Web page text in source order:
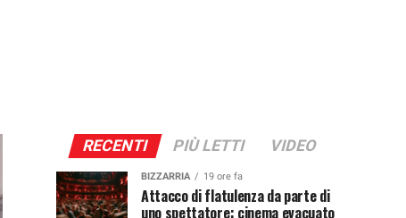
RECENTI PIÙ LETTI VIDEO
BIZZARRIA 19 ore fa
Attacco di flatulenza da parte di
uno spettatore: cinema evacuato